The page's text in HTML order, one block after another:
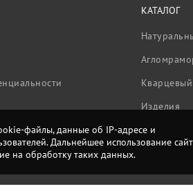
КАТАЛОГ
Изделия
файлы, данные об IP-адресе и
Дальнейшее использование
на обработку таких данных.